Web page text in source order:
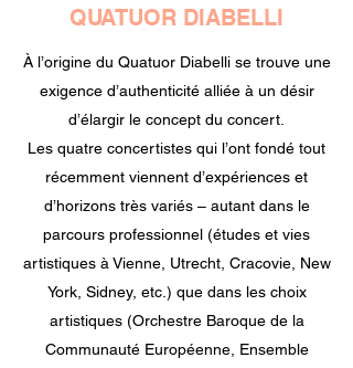
QUATUOR DIABELLI
À l’origine du Quatuor Diabelli se trouve une
exigence d’authenticité alliée à un désir
d’élargir le concept du concert.
Les quatre concertistes qui l’ont fondé tout
récemment viennent d’expériences et
d’horizons très variés – autant dans le
parcours professionnel (études et vies
artistiques à Vienne, Utrecht, Cracovie, New
York, Sidney, etc.) que dans les choix
artistiques (Orchestre Baroque de la
Communauté Européenne, Ensemble